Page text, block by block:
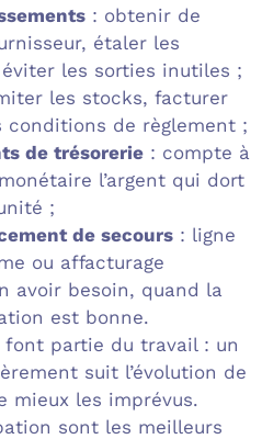
: obtenir de
étaler les
éviter les sorties inutiles ;
les stocks, facturer
conditions de règlement ;
de trésorerie : compte à
l’argent qui dort
;
de secours : ligne
ou affacturage
avoir besoin, quand la
est bonne.
partie du travail : un
suit l’évolution de
mieux les imprévus.
sont les meilleurs